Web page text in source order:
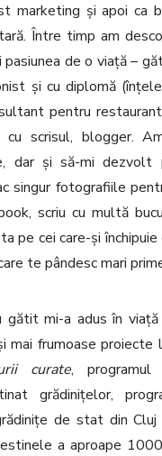
marketing și apoi ca
Între timp am
pasiunea de o viață –
și cu diplomă
pentru
cu scrisul, blogger.
dar și să-mi dezvolt
singur fotografiile
scriu cu multă
pe cei care-și închipuie
te pândesc mari
gătit mi-a adus în
mai frumoase proiecte
curate, programul
grădinițelor,
de stat din Cluj
a aproape